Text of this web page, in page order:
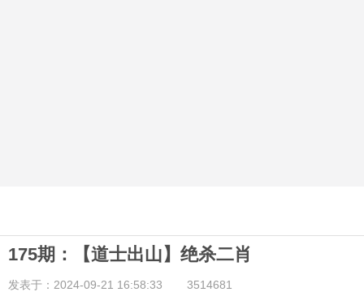
175期：【道士出山】绝杀二肖
发表于：2024-09-21 16:58:33 3514681